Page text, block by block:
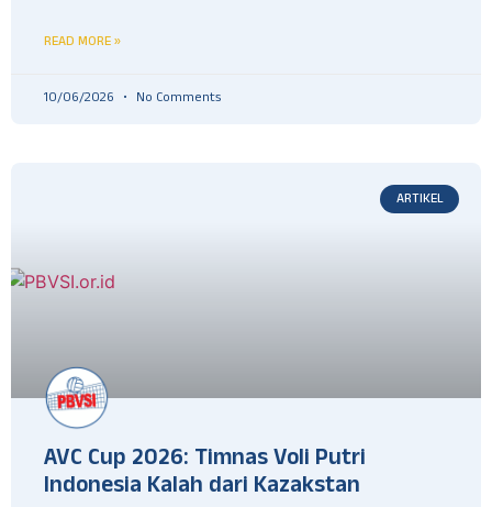
READ MORE »
10/06/2026 No Comments
ARTIKEL
AVC Cup 2026: Timnas Voli Putri
Indonesia Kalah dari Kazakstan